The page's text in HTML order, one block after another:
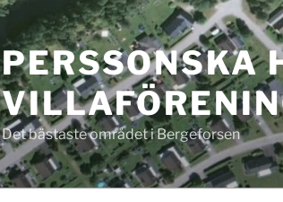
PERSSONSKA
Det bästaste området i Bergeforsen